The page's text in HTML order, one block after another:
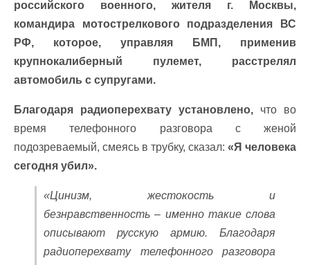
российского военного, жителя г. Москвы,
командира мотострелкового подразделения ВС
РФ, которое, управляя БМП, применив
крупнокалиберный пулемет, расстрелял
автомобиль с супругами.
Благодаря радиоперехвату установлено, что во
время телефонного разговора с женой
подозреваемый, смеясь в трубку, сказал: «Я человека
сегодня убил».
«Цинизм, жестокость и
безнравственность – именно такие слова
описывают русскую армию. Благодаря
радиоперехвату телефонного разговора